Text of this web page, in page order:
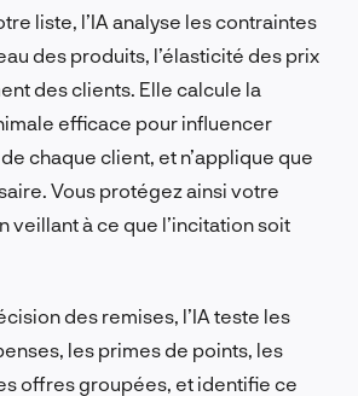
liste, l’IA analyse les contraintes
des produits, l’élasticité des prix
des clients. Elle calcule la
efficace pour influencer
chaque client, et n’applique que
Vous protégez ainsi votre
veillant à ce que l’incitation soit
des remises, l’IA teste les
les primes de points, les
offres groupées, et identifie ce